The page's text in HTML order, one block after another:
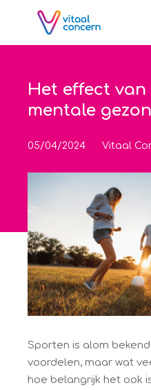
Het effect
mentale
05/04/2024 Vitaal
Sporten is alom
voordelen, maar wat
hoe belangrijk het ook